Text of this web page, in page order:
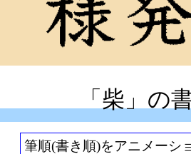
「柴」の
筆順(書き順)をアニメーシ